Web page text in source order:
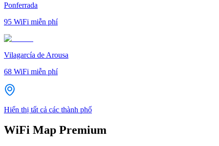
Ponferrada
95 WiFi miễn phí
Vilagarcía de Arousa
68 WiFi miễn phí
Hiển thị tất cả các thành phố
WiFi Map Premium